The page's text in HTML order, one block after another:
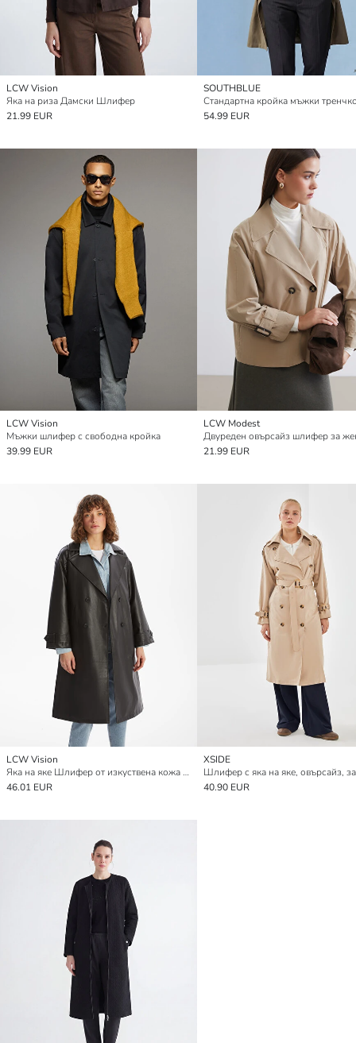
LCW Vision
Яка на риза Дамски Шлифер
21.99 EUR
SOUTHBLUE
Стандартна кройка мъжки
54.99 EUR
LCW Vision
Мъжки шлифер с свободна кройка
39.99 EUR
LCW Modest
Двуреден овърсайз шлифер за
21.99 EUR
LCW Vision
Яка на яке Шлифер от изкуствена кожа за жени
46.01 EUR
XSIDE
Шлифер с яка на яке, овърсайз,
40.90 EUR